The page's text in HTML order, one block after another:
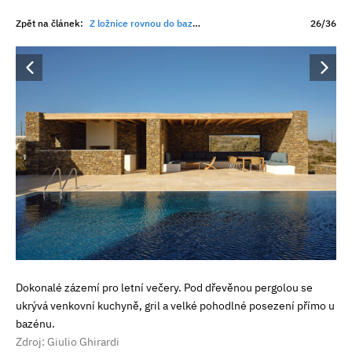
Zpět na článek: Z ložnice rovnou do bazénu. Z betonového skeletu, který deset let stál prázdný, vznikl minimalistický dům u moře 26/36
Dokonalé zázemí pro letní večery. Pod dřevěnou pergolou se
ukrývá venkovní kuchyně, gril a velké pohodlné posezení přímo u
bazénu.
Zdroj: Giulio Ghirardi